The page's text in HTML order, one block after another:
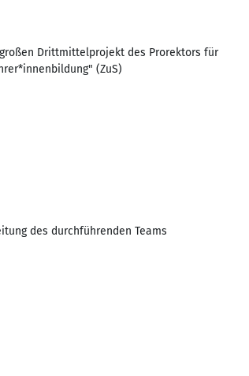
Drittmittelprojekt des Prorektors für
(ZuS)
des durchführenden Teams